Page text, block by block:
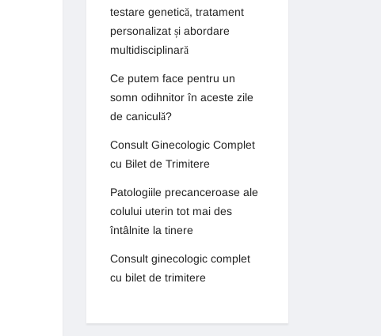
testare genetică, tratament
personalizat și abordare
multidisciplinară
Ce putem face pentru un
somn odihnitor în aceste zile
de caniculă?
Consult Ginecologic Complet
cu Bilet de Trimitere
Patologiile precanceroase ale
colului uterin tot mai des
întâlnite la tinere
Consult ginecologic complet
cu bilet de trimitere